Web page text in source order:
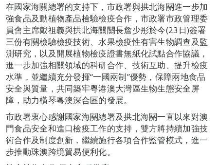
在國家海關總署的支持下，市政署與拱北海關進一步加
強食品及動植物產品檢驗檢疫合作，市政署市政管理委
員會主席戴祖義與拱北海關關長詹少彤於今(23日)簽署
三份有關檢驗檢疫技術、水果檢疫性有害生物調查及監
測研究，以及開展植物檢疫證書無紙化試點合作協議，
進一步加強相關領域的科研合作、技術互助、提升檢疫
水準，並繼續充分發揮“一國兩制”優勢，保障兩地食品
安全與質量，共同築牢粵港澳大灣區生物生態安全屏
障，助力橫琴粵澳深合區的發展。
市政署衷心感謝國家海關總署及拱北海關一直以來對澳
門食品安全和進口檢疫工作的支持，雙方將持續加強技
術合作及制度創新，繼續施行各項合作監管模式，進一
步推動珠澳跨境貿易便利化。